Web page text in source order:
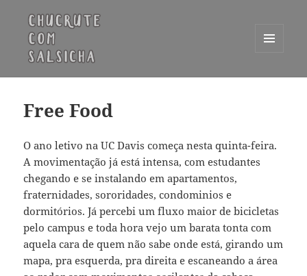
WIDGETS
Free Food
O ano letivo na UC Davis começa nesta quinta-feira.
A movimentação já está intensa, com estudantes
chegando e se instalando em apartamentos,
fraternidades, sororidades, condominios e
dormitórios. Já percebi um fluxo maior de bicicletas
pelo campus e toda hora vejo um barata tonta com
aquela cara de quem não sabe onde está, girando um
mapa, pra esquerda, pra direita e escaneando a área